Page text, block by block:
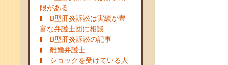
限がある
B型肝炎訴訟は実績が豊
富な弁護士団に相談
B型肝炎訴訟の記事
離婚弁護士
ショックを受けている人